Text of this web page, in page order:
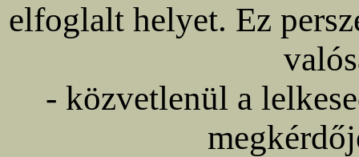
elfoglalt helyet. Ez
- közvetlenül a